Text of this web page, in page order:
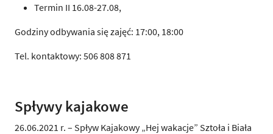
Termin II 16.08-27.08,
Godziny odbywania się zajęć: 17:00, 18:00
Tel. kontaktowy: 506 808 871
Spływy kajakowe
26.06.2021 r. – Spływ Kajakowy „Hej wakacje” Sztoła i Biała